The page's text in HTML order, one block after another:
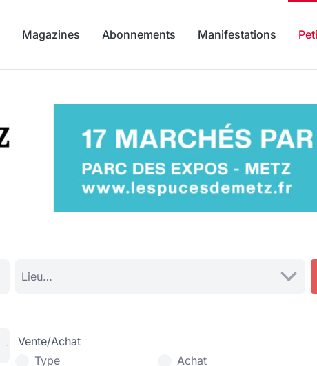
Magazines Abonnements Manifestations
Vente/Achat
Type
Achat